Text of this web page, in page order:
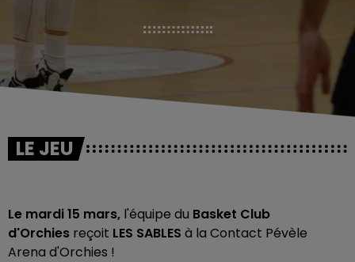
LE JEU
Le mardi 15 mars, l'équipe du Basket Club
d'Orchies reçoit LES SABLES à la Contact Pévèle
Arena d'Orchies !